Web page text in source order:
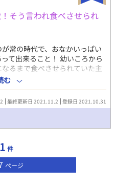
そう言われ食べさせられ
常の時代で、おなかいっぱい
て出来ること！ 幼いころから
るまで食べさせられていた主
憶がよみがえり、頭の中でそ
来ぜったい病気になる！！」
人公 「うぅぅ、お手製プリンお
す！
む
最終更新日 2021.11.2 登録日 2021.10.31
件
ページ